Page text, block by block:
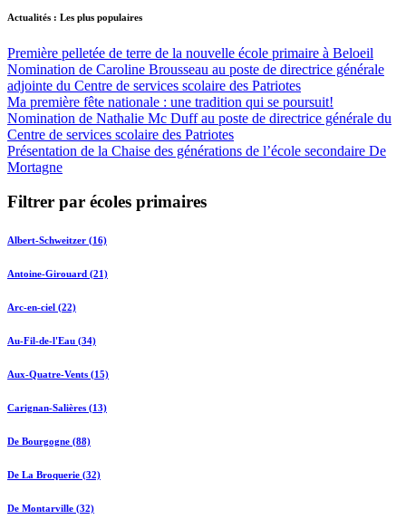
Actualités : Les plus populaires
Première pelletée de terre de la nouvelle école primaire à Beloeil
Nomination de Caroline Brousseau au poste de directrice générale
adjointe du Centre de services scolaire des Patriotes
Ma première fête nationale : une tradition qui se poursuit!
Nomination de Nathalie Mc Duff au poste de directrice générale du
Centre de services scolaire des Patriotes
Présentation de la Chaise des générations de l’école secondaire De
Mortagne
Filtrer par écoles primaires
Albert-Schweitzer (16)
Antoine-Girouard (21)
Arc-en-ciel (22)
Au-Fil-de-l'Eau (34)
Aux-Quatre-Vents (15)
Carignan-Salières (13)
De Bourgogne (88)
De La Broquerie (32)
De Montarville (32)